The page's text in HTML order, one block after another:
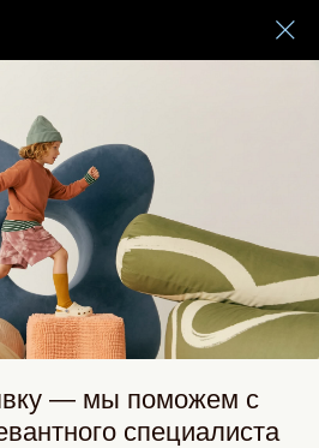
— мы поможем с
специалиста
поддержка детей
и речевой